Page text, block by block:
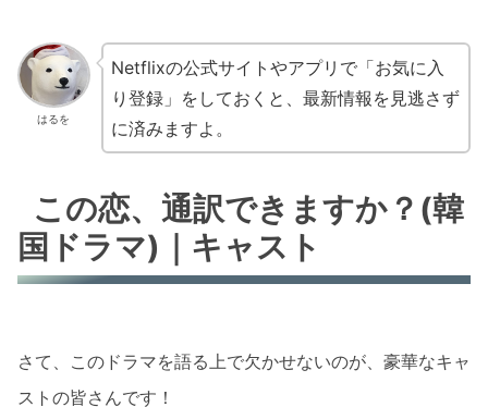
はるを
Netflixの公式サイトやアプリで「お気に入
り登録」をしておくと、最新情報を見逃さず
に済みますよ。
この恋、通訳できますか？(韓
国ドラマ)｜キャスト
さて、このドラマを語る上で欠かせないのが、豪華なキャ
ストの皆さんです！